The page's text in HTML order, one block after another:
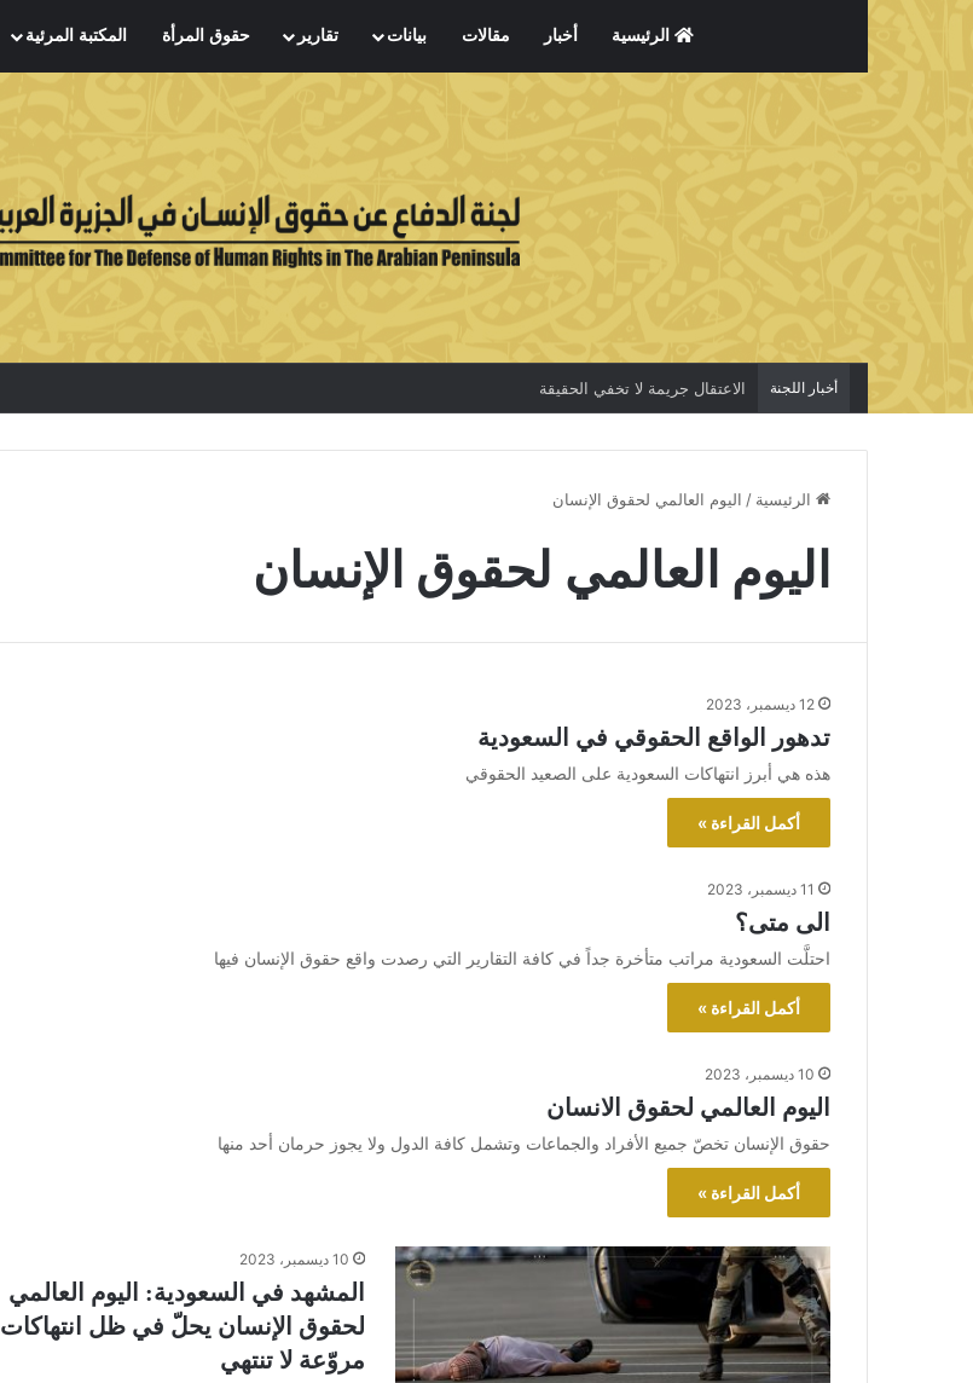
الرئيسية أخبار مقالات بيانات تقارير حقوق المرأة المكتبة المرئية
أخبار اللجنة الاعتقال جريمة لا تخفي الحقيقة
الرئيسية / اليوم العالمي لحقوق الإنسان
اليوم العالمي لحقوق الإنسان
12 ديسمبر، 2023
تدهور الواقع الحقوقي في السعودية
هذه هي أبرز انتهاكات السعودية على الصعيد الحقوقي
أكمل القراءة »
11 ديسمبر، 2023
الى متى؟
احتلَّت السعودية مراتب متأخرة جداً في كافة التقارير التي رصدت واقع حقوق الإنسان فيها
أكمل القراءة »
10 ديسمبر، 2023
اليوم العالمي لحقوق الانسان
حقوق الإنسان تخصّ جميع الأفراد والجماعات وتشمل كافة الدول ولا يجوز حرمان أحد منها
أكمل القراءة »
10 ديسمبر، 2023
المشهد في السعودية: اليوم العالمي
لحقوق الإنسان يحلّ في ظل انتهاكات
مروّعة لا تنتهي